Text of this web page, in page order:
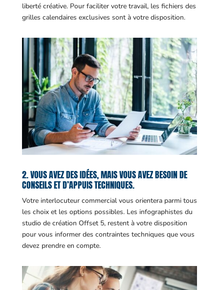
liberté créative. Pour faciliter votre travail, les fichiers des
grilles calendaires exclusives sont à votre disposition.
2. VOUS AVEZ DES IDÉES, MAIS VOUS AVEZ BESOIN DE
CONSEILS ET D’APPUIS TECHNIQUES.
Votre interlocuteur commercial vous orientera parmi tous
les choix et les options possibles. Les infographistes du
studio de création Offset 5, restent à votre disposition
pour vous informer des contraintes techniques que vous
devez prendre en compte.